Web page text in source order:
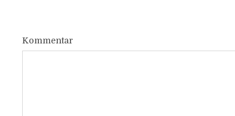
Kommentar